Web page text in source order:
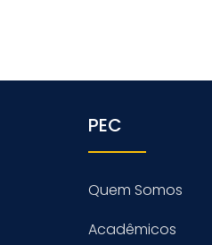
PEC
Quem Somos
Acadêmicos